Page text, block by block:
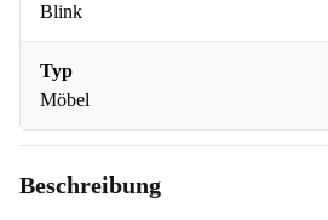
Blink
Typ
Möbel
Beschreibung